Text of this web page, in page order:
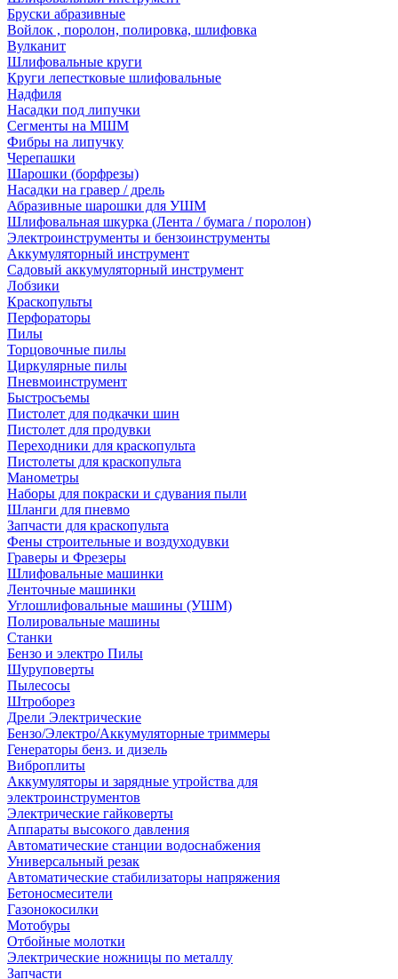
Бруски абразивные
Войлок , поролон, полировка, шлифовка
Вулканит
Шлифовальные круги
Круги лепестковые шлифовальные
Надфиля
Насадки под липучки
Сегменты на МШМ
Фибры на липучку
Черепашки
Шарошки (борфрезы)
Насадки на гравер / дрель
Абразивные шарошки для УШМ
Шлифовальная шкурка (Лента / бумага / поролон)
Электроинструменты и бензоинструменты
Аккумуляторный инструмент
Садовый аккумуляторный инструмент
Лобзики
Краскопульты
Перфораторы
Пилы
Торцовочные пилы
Циркулярные пилы
Пневмоинструмент
Быстросъемы
Пистолет для подкачки шин
Пистолет для продувки
Переходники для краскопульта
Пистолеты для краскопульта
Манометры
Наборы для покраски и сдувания пыли
Шланги для пневмо
Запчасти для краскопульта
Фены строительные и воздуходувки
Граверы и Фрезеры
Шлифовальные машинки
Ленточные машинки
Углошлифовальные машины (УШМ)
Полировальные машины
Станки
Бензо и электро Пилы
Шуруповерты
Пылесосы
Штроборез
Дрели Электрические
Бензо/Электро/Аккумуляторные триммеры
Генераторы бенз. и дизель
Виброплиты
Аккумуляторы и зарядные утройства для
электроинструментов
Электрические гайковерты
Аппараты высокого давления
Автоматические станции водоснабжения
Универсальный резак
Автоматические стабилизаторы напряжения
Бетоносмесители
Газонокосилки
Мотобуры
Отбойные молотки
Электрические ножницы по металлу
Запчасти